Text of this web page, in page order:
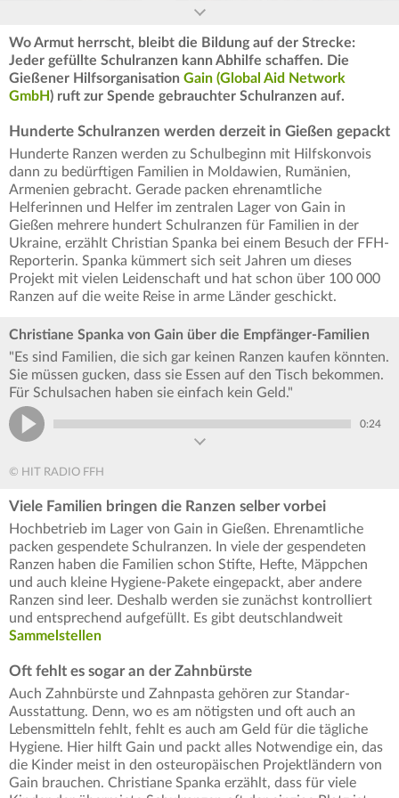
Wo Armut herrscht, bleibt die Bildung auf der Strecke:
Jeder gefüllte Schulranzen kann Abhilfe schaffen. Die
Gießener Hilfsorganisation Gain (Global Aid Network
GmbH ) ruft zur Spende gebrauchter Schulranzen auf.
Hunderte Schulranzen werden derzeit in Gießen gepackt
Hunderte Ranzen werden zu Schulbeginn mit Hilfskonvois
dann zu bedürftigen Familien in Moldawien, Rumänien,
Armenien gebracht. Gerade packen ehrenamtliche
Helferinnen und Helfer im zentralen Lager von Gain in
Gießen mehrere hundert Schulranzen für Familien in der
Ukraine, erzählt Christian Spanka bei einem Besuch der FFH-
Reporterin. Spanka kümmert sich seit Jahren um dieses
Projekt mit vielen Leidenschaft und hat schon über 100 000
Ranzen auf die weite Reise in arme Länder geschickt.
Christiane Spanka von Gain über die Empfänger-Familien
"Es sind Familien, die sich gar keinen Ranzen kaufen könnten.
Sie müssen gucken, dass sie Essen auf den Tisch bekommen.
Für Schulsachen haben sie einfach kein Geld."
0:24
© HIT RADIO FFH
Viele Familien bringen die Ranzen selber vorbei
Hochbetrieb im Lager von Gain in Gießen. Ehrenamtliche
packen gespendete Schulranzen. In viele der gespendeten
Ranzen haben die Familien schon Stifte, Hefte, Mäppchen
und auch kleine Hygiene-Pakete eingepackt, aber andere
Ranzen sind leer. Deshalb werden sie zunächst kontrolliert
und entsprechend aufgefüllt. Es gibt deutschlandweit
Sammelstellen
Oft fehlt es sogar an der Zahnbürste
Auch Zahnbürste und Zahnpasta gehören zur Standar-
Ausstattung. Denn, wo es am nötigsten und oft auch an
Lebensmitteln fehlt, fehlt es auch am Geld für die tägliche
Hygiene. Hier hilft Gain und packt alles Notwendige ein, das
die Kinder meist in den osteuropäischen Projektländern von
Gain brauchen. Christiane Spanka erzählt, dass für viele